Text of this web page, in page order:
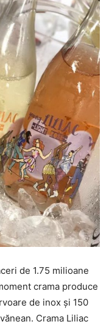
de 1.75 milioane
crama produce
de inox şi 150
Crama Liliac